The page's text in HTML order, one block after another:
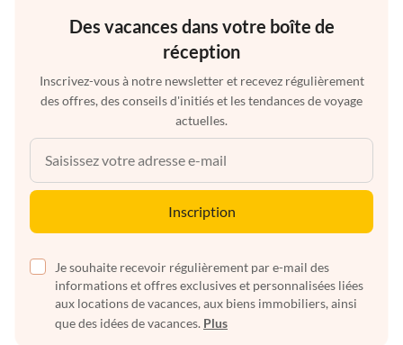
Des vacances dans votre boîte de
réception
Inscrivez-vous à notre newsletter et recevez régulièrement
des offres, des conseils d'initiés et les tendances de voyage
actuelles.
Inscription
Je souhaite recevoir régulièrement par e-mail des
informations et offres exclusives et personnalisées liées
aux locations de vacances, aux biens immobiliers, ainsi
que des idées de vacances. Plus